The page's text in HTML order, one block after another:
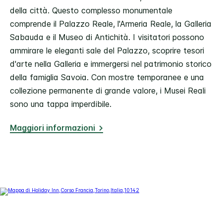
della città. Questo complesso monumentale
comprende il Palazzo Reale, l'Armeria Reale, la Galleria
Sabauda e il Museo di Antichità. I visitatori possono
ammirare le eleganti sale del Palazzo, scoprire tesori
d'arte nella Galleria e immergersi nel patrimonio storico
della famiglia Savoia. Con mostre temporanee e una
collezione permanente di grande valore, i Musei Reali
sono una tappa imperdibile.
Maggiori informazioni